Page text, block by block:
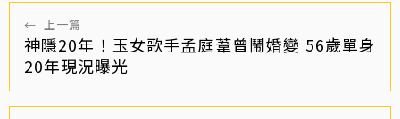
← 上一篇
神隱20年！玉女歌手孟庭葦曾鬧婚變 56歲單身
20年現況曝光